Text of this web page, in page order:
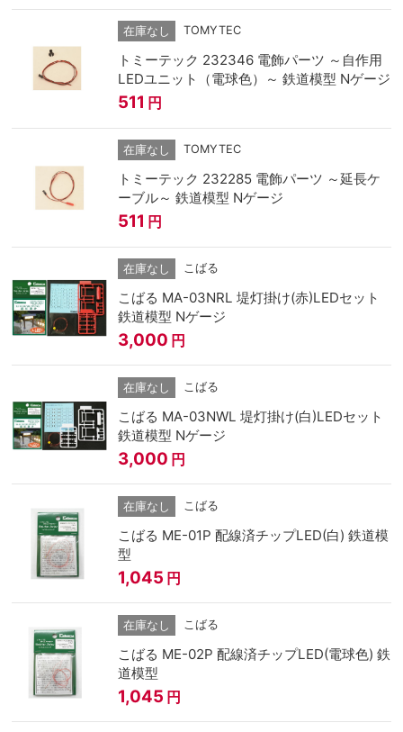
在庫なし TOMYTEC
トミーテック 232346 電飾パーツ ～自作用
LEDユニット（電球色）～ 鉄道模型 Nゲージ
511 円
在庫なし TOMYTEC
トミーテック 232285 電飾パーツ ～延長ケ
ーブル～ 鉄道模型 Nゲージ
511 円
在庫なし こばる
こばる MA-03NRL 堤灯掛け(赤)LEDセット
鉄道模型 Nゲージ
3,000 円
在庫なし こばる
こばる MA-03NWL 堤灯掛け(白)LEDセット
鉄道模型 Nゲージ
3,000 円
在庫なし こばる
こばる ME-01P 配線済チップLED(白) 鉄道模
型
1,045 円
在庫なし こばる
こばる ME-02P 配線済チップLED(電球色) 鉄
道模型
1,045 円